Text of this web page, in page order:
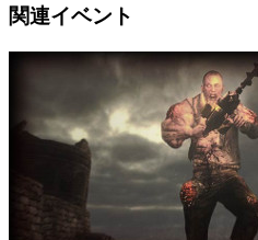
関連イベント